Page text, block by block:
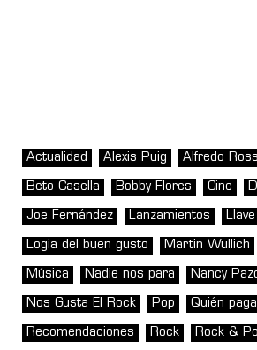
Actualidad Alexis Puig Alfredo
Beto Casella Bobby Flores Cine
Joe Fernández Lanzamientos
Logia del buen gusto Martin Wullich
Música Nadie nos para Nancy
Nos Gusta El Rock Pop Quién
Recomendaciones Rock Rock &